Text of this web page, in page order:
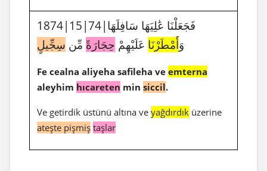
1874|15|74|فَجَعَلْنَا عَٰلِيَهَا سَافِلَهَا
وَأَمْطَرْنَا عَلَيْهِمْ حِجَارَةً مِّن سِجِّيلٍ
Fe cealna aliyeha safileha ve emterna
aleyhim hıcareten min siccil.
Ve getirdik üstünü altına ve yağdırdık üzerine
ateşte pişmiş taşlar